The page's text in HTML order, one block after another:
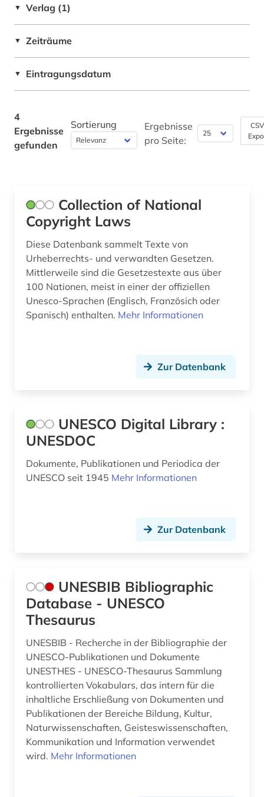
Philosophie (0)
Physik (0)
Politologie (0)
Psychologie (0)
Romanistik (0)
Bibliotheken (0)
Soziologie (0)
Sport (0)
Technik (0)
Theologie und Religionswissenschaften (0)
Virtuelle Fachbibliotheken (0)
Museumswesen (0)
▼ Verlag (1)
▼ Zeiträume
▼ Eintragungsdatum
4
Ergebnisse
gefunden
Sortierung
Ergebnisse
pro Seite:
Collection of National
Copyright Laws
Diese Datenbank sammelt Texte von
Urheberrechts- und verwandten Gesetzen.
Mittlerweile sind die Gesetzestexte aus über
100 Nationen, meist in einer der offiziellen
Unesco-Sprachen (Englisch, Französich oder
Spanisch) enthalten. Mehr Informationen
Zur Datenbank
UNESCO Digital Library :
UNESDOC
Dokumente, Publikationen und Periodica der
UNESCO seit 1945 Mehr Informationen
Zur Datenbank
UNESBIB Bibliographic
Database - UNESCO
Thesaurus
UNESBIB - Recherche in der Bibliographie der
UNESCO-Publikationen und Dokumente
UNESTHES - UNESCO-Thesaurus Sammlung
kontrollierten Vokabulars, das intern für die
inhaltliche Erschließung von Dokumenten und
Publikationen der Bereiche Bildung, Kultur,
Naturwissenschaften, Geisteswissenschaften,
Kommunikation und Information verwendet
wird. Mehr Informationen